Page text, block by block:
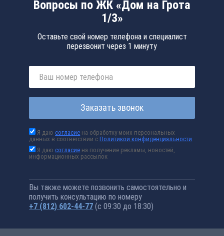
Вопросы по ЖК «Дом на Грота
1/3»
Оставьте свой номер телефона и специалист
перезвонит через 1 минуту
Заказать звонок
Я даюсогласие на обработку моих персональных
данных в соответствии сПолитикой конфиденциальности
Я даюсогласие на получение рекламы, новостей,
информационных рассылок
Вы также можете позвонить самостоятельно и
получить консультацию по номеру
+7 (812) 602-44-77 (с 09:30 до 18:30)